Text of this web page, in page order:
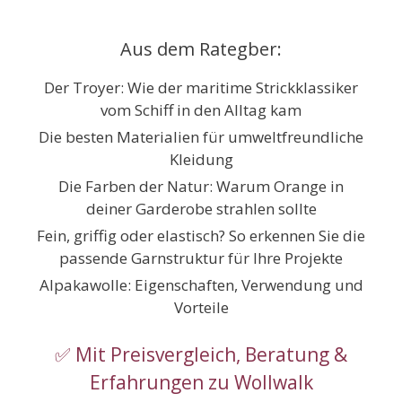
Aus dem Rategber:
Der Troyer: Wie der maritime Strickklassiker
vom Schiff in den Alltag kam
Die besten Materialien für umweltfreundliche
Kleidung
Die Farben der Natur: Warum Orange in
deiner Garderobe strahlen sollte
Fein, griffig oder elastisch? So erkennen Sie die
passende Garnstruktur für Ihre Projekte
Alpakawolle: Eigenschaften, Verwendung und
Vorteile
✅ Mit Preisvergleich, Beratung &
Erfahrungen zu Wollwalk